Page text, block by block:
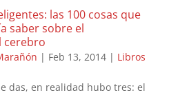
las 100 cosas que
saber sobre el
cerebro
| Feb 13, 2014| Libros
das, en realidad hubo tres: el